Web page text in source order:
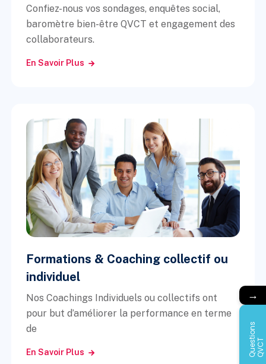
Confiez-nous vos sondages, enquêtes social,
baromètre bien-être QVCT et engagement des
collaborateurs.
En Savoir Plus
Formations & Coaching collectif ou
individuel
Nos Coachings Individuels ou collectifs ont
pour but d’améliorer la performance en terme
de
En Savoir Plus
→
Q
u
e
st
i
o
n
s
Q
V
CT